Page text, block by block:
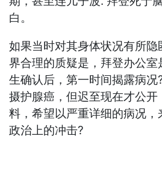
白。
如果当时对其身体状况有所隐
界合理的质疑是，拜登办公室
生确认后，第一时间揭露病况
摄护腺癌，但迟至现在才公开
料，希望以严重详细的病况
政治上的冲击?